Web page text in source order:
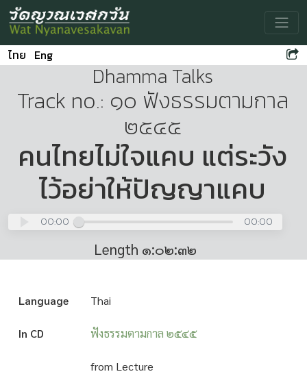
ไทย Eng
Dhamma Talks
Track no.: ๑๐ ฟังธรรมตามกาล
๒๕๔๕
คนไทยไม่ใจแคบ แต่ระวัง
ไว้อย่าให้ปัญญาแคบ
00:00 00:00
Length ๑:๐๒:๓๒
Language Thai
In CD ฟังธรรมตามกาล ๒๕๔๕
from Lecture